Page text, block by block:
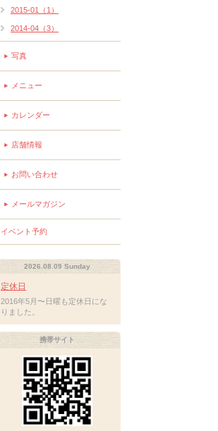
2015-01（1）
2014-04（3）
写真
メニュー
カレンダー
店舗情報
お問い合わせ
メールマガジン
イベント予約
2026.08.09 Sunday
定休日
2016年5月〜日曜も定休日にな
りました。
携帯サイト